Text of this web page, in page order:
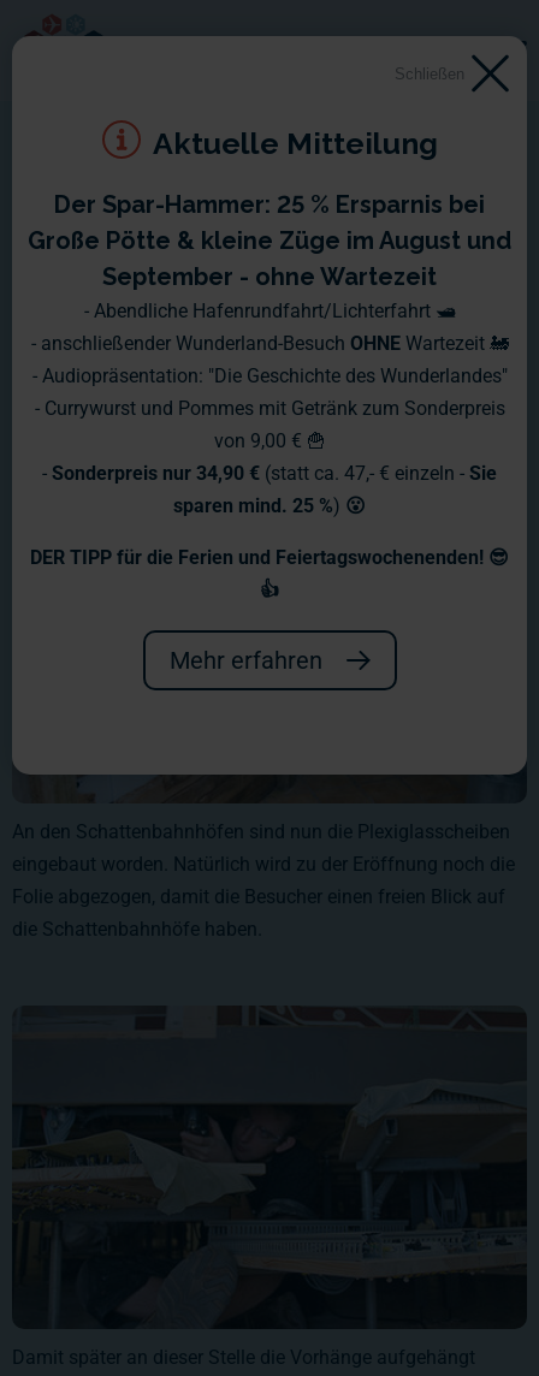
Montag, 01.11. - Sonntag,
07.11.2010
So langsam könnte man das Gefühl bekommen, dass der
Modellbau einen kleinen Zwischensprint einlegt. Immer mehr
Baustellen werden nach und nach fertig.
An den Schattenbahnhöfen sind nun die Plexiglasscheiben
eingebaut worden. Natürlich wird zu der Eröffnung noch die
Folie abgezogen, damit die Besucher einen freien Blick auf
die Schattenbahnhöfe haben.
Damit später an dieser Stelle die Vorhänge aufgehängt
Schließen
Aktuelle Mitteilung
Der Spar-Hammer: 25 % Ersparnis bei
Große Pötte & kleine Züge im August und
September - ohne Wartezeit
- Abendliche Hafenrundfahrt/Lichterfahrt 🛥️
- anschließender Wunderland-Besuch OHNE Wartezeit 🚂
- Audiopräsentation: "Die Geschichte des Wunderlandes"
- Currywurst und Pommes mit Getränk zum Sonderpreis
von 9,00 € 🍟
- Sonderpreis nur 34,90 € (statt ca. 47,- € einzeln - Sie
sparen mind. 25 %) 😮
DER TIPP für die Ferien und Feiertagswochenenden! 😎
👍
Mehr erfahren